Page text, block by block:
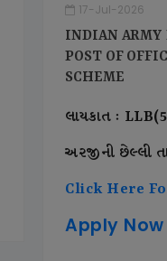
17-Jul-2026
INDIAN ARMY
POST OF
SCHEME
લાયકાત :
અરજીની છેલ્લી
Click Here
Apply Now